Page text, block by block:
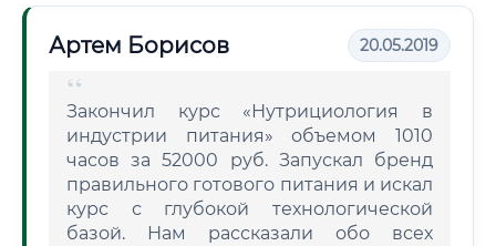
Артем Борисов 20.05.2019
Закончил курс «Нутрициология в
индустрии питания» объемом 1010
часов за 52000 руб. Запускал бренд
правильного готового питания и искал
курс с глубокой технологической
базой. Нам рассказали обо всех